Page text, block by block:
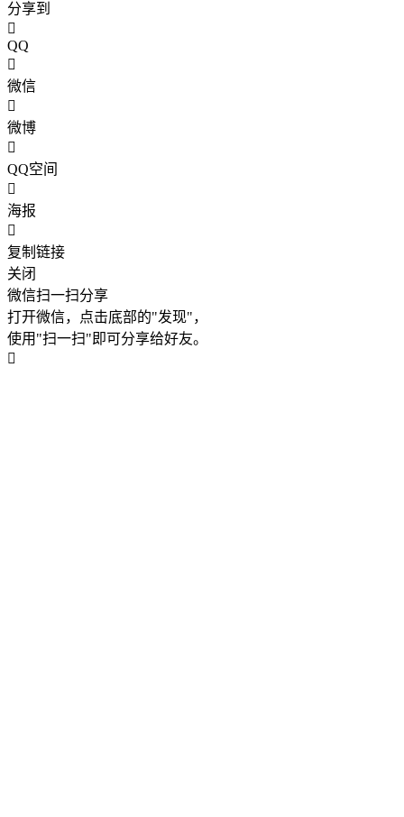
分享到
QQ
微信
微博
QQ空间
海报
复制链接
关闭
微信扫一扫分享
打开微信，点击底部的"发现"，
使用"扫一扫"即可分享给好友。